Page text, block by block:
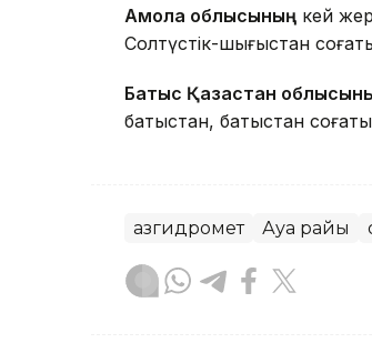
Ақмола облысының кей
Солтүстік-шығыстан
Батыс Қазақстан
батыстан, батыстан
Қазгидромет Ауа райы